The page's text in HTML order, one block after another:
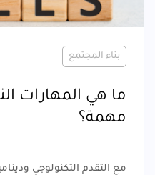
بناء المجتمع
ما هي المهارات
مهمة؟
مع التقدم التكنولوجي